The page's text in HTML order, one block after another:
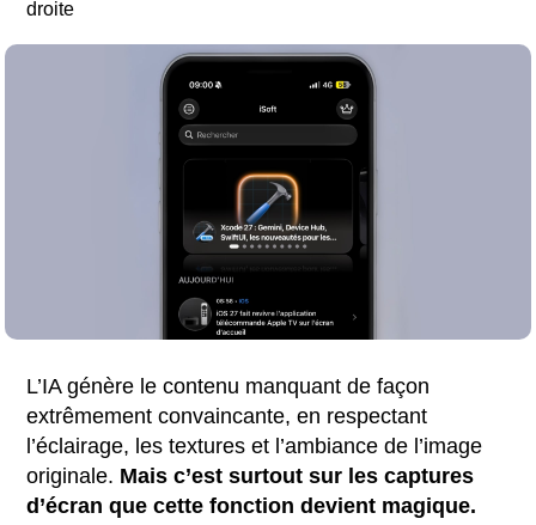
droite
L’IA génère le contenu manquant de façon
extrêmement convaincante, en respectant
l’éclairage, les textures et l’ambiance de l’image
originale. Mais c’est surtout sur les captures
d’écran que cette fonction devient magique.